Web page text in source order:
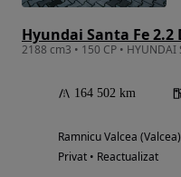
164 502 km
Ramnicu Valcea (Valcea)
Privat • Reactualizat